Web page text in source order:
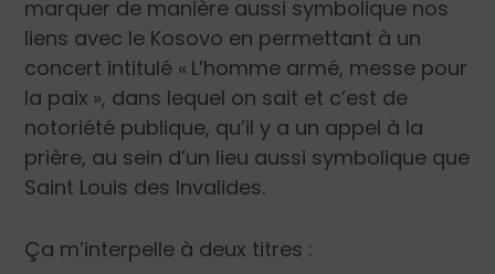
marquer de manière aussi symbolique nos
liens avec le Kosovo en permettant à un
concert intitulé « L’homme armé, messe pour
la paix », dans lequel on sait et c’est de
notoriété publique, qu’il y a un appel à la
prière, au sein d’un lieu aussi symbolique que
Saint Louis des Invalides.
Ça m’interpelle à deux titres :